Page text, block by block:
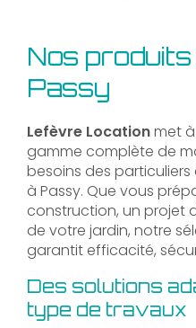
Nos
Passy
Lefèvre Locationmet
gamme complète de
besoins des
à Passy. Que vous
construction, un projet
de votre jardin, notre
garantit efficacité,
Des solutions
type de travaux